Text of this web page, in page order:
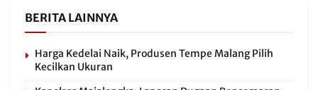
BERITA LAINNYA
Harga Kedelai Naik, Produsen Tempe Malang Pilih
Kecilkan Ukuran